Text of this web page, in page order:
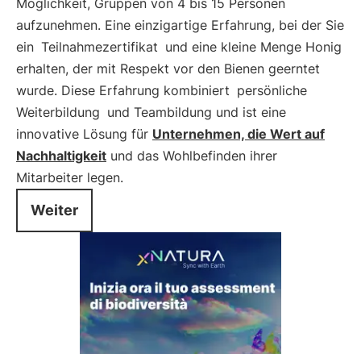
Möglichkeit, Gruppen von 4 bis 15 Personen
aufzunehmen. Eine einzigartige Erfahrung, bei der Sie
ein Teilnahmezertifikat und eine kleine Menge Honig
erhalten, der mit Respekt vor den Bienen geerntet
wurde. Diese Erfahrung kombiniert persönliche
Weiterbildung und Teambildung und ist eine
innovative Lösung für Unternehmen, die Wert auf
Nachhaltigkeit und das Wohlbefinden ihrer
Mitarbeiter legen.
Weiter